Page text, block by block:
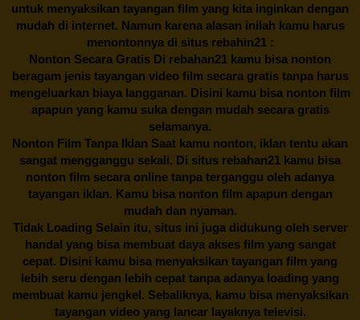
untuk menyaksikan tayangan film yang kita inginkan dengan
mudah di internet. Namun karena alasan inilah kamu harus
menontonnya di situs rebahin21 :
Nonton Secara Gratis Di rebahan21 kamu bisa nonton
beragam jenis tayangan video film secara gratis tanpa harus
mengeluarkan biaya langganan. Disini kamu bisa nonton film
apapun yang kamu suka dengan mudah secara gratis
selamanya.
Nonton Film Tanpa Iklan Saat kamu nonton, iklan tentu akan
sangat mengganggu sekali. Di situs rebahan21 kamu bisa
nonton film secara online tanpa terganggu oleh adanya
tayangan iklan. Kamu bisa nonton film apapun dengan
mudah dan nyaman.
Tidak Loading Selain itu, situs ini juga didukung oleh server
handal yang bisa membuat daya akses film yang sangat
cepat. Disini kamu bisa menyaksikan tayangan film yang
lebih seru dengan lebih cepat tanpa adanya loading yang
membuat kamu jengkel. Sebaliknya, kamu bisa menyaksikan
tayangan video yang lancar layaknya televisi.